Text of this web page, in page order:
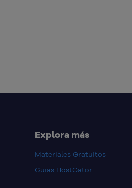
Explora más
Materiales Gratuitos
Guias HostGator